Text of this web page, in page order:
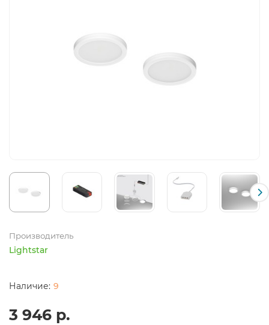
Производитель
Lightstar
9
3 946 р.